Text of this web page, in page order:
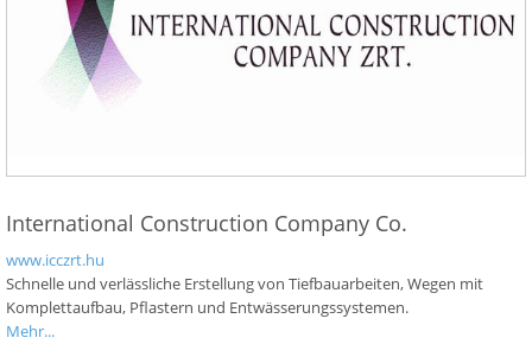
International Construction Company Co.
www.icczrt.hu
Schnelle und verlässliche Erstellung von Tiefbauarbeiten, Wegen mit
Komplettaufbau, Pflastern und Entwässerungssystemen.
Mehr...